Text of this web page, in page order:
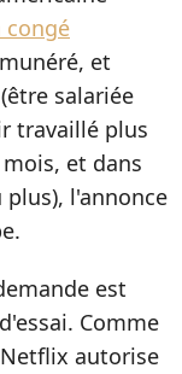
congé
et
salariée
travaillé plus
et dans
l'annonce
est
Comme
autorise